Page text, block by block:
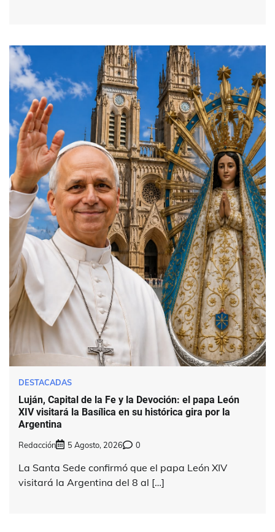
DESTACADAS
Luján, Capital de la Fe y la Devoción: el papa León
XIV visitará la Basílica en su histórica gira por la
Argentina
Redacción 5 Agosto, 2026 0
La Santa Sede confirmó que el papa León XIV
visitará la Argentina del 8 al […]